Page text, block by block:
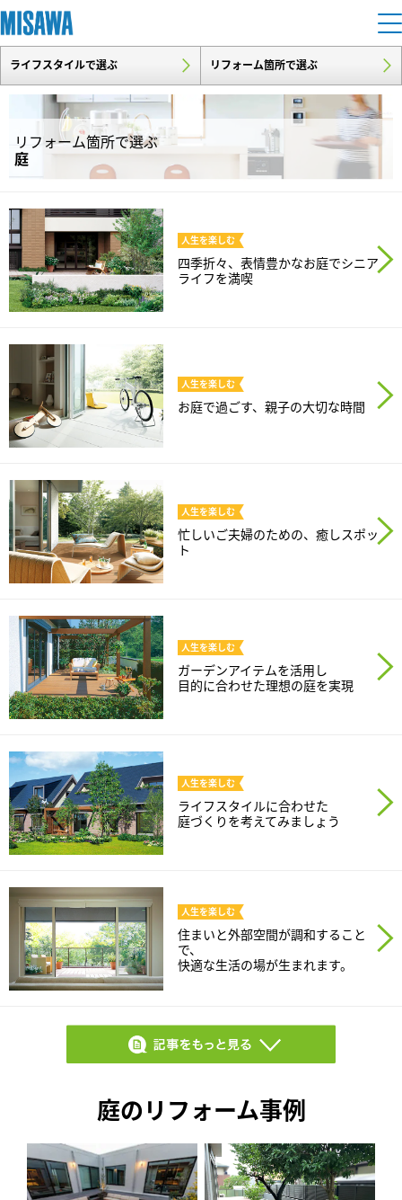
住まい
[注文住宅]
デザイン
テクノロジー（住まいの性能）
建築事例・建築実例
デザイナーズギャラリー
インテリア
住まいづくりガイド
買う
分譲住宅（建売・土地）検索
スムストック検索
分譲マンション検索
住まいの売却
多彩な動画やこだわりが詰まった建築実例、注目の最新情報など、住
まいづくりを楽しく学べるデジタルラウンジです。
ホームラウンジ 新築・戸建て
土地活用
賃貸住宅
賃貸併用住宅
土地活用モデルルーム見学
土地活用実例
企業不動産活用（CRE）戦略
社宅建築
医療・介護・子育て・障がい福祉施設
これから土地活用・賃貸経営をご検討の方
土地活用の基礎から長期安定経営を目指すオーナー様まで、賃貸経営
ホームラウンジ 土地活用・賃貸経営
戸建て・マンション
ミサワリフォームとは
リフォームの流れ
リフォームメニュー
リフォーム事例
事業用
事業用リノベーション
ホテル・旅館リフォーム
リフォーム営業所
実例動画や基礎知識、収納の工夫など、理想の住まいを叶えるリフォ
ームの具体策とアイデアを豊富にご用意しています。
ホームラウンジ リフォーム
まちづくり
複合開発・投資開発
複合開発事業（ASMACI-アスマチ-）
再開発・官民連携事業
分譲マンション開発事業
収益不動産・投資開発事業
建築再生事業
事業用売買
事業用地・事業用建物
分譲用地
すべてのフィールドに新しい価値をデザインし、持続可能な未来志向
のまちづくりを実現していきます。
ミサワゼネラルソリューション
オーナーサポート
サポートメニュー
住まいるりんぐ（ロングサポート）
アフターメンテナンス
ミサワリフォーム
ご相談窓口
お客様センター
ミサワホームオーナーさま・リフォーム工事ご契約者さまとミサワホ
ームを結ぶコミュニケーションサイト。お得・便利・安心なコンテン
ツや、ミサワホームからの大切なお知らせなど配信しています。
企業・IR情報
企業・IR
ニュース
MISAWAについて
ミサワホームグループ
IR情報
SDGs
環境活動
採用情報
新卒者採用
中途採用
障がい者採用
ウエルネス事業
海外事業
展示場・ イベント情報
住まいのご相談
ライフスタイルで選ぶ リフォーム箇所で選ぶ
リフォーム箇所で選ぶ
庭
人生を楽しむ
四季折々、表情豊かなお庭でシニア
ライフを満喫
人生を楽しむ
お庭で過ごす、親子の大切な時間
人生を楽しむ
忙しいご夫婦のための、癒しスポッ
ト
人生を楽しむ
ガーデンアイテムを活用し
目的に合わせた理想の庭を実現
人生を楽しむ
ライフスタイルに合わせた
庭づくりを考えてみましょう
人生を楽しむ
住まいと外部空間が調和すること
で、
快適な生活の場が生まれます。
庭のリフォーム事例